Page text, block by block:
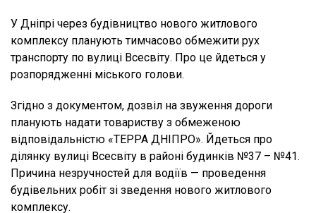
У Дніпрі через будівництво нового житлового
комплексу планують тимчасово обмежити рух
транспорту по вулиці Всесвіту. Про це йдеться у
розпорядженні міського голови.
Згідно з документом, дозвіл на звуження дороги
планують надати товариству з обмеженою
відповідальністю «ТЕРРА ДНІПРО». Йдеться про
ділянку вулиці Всесвіту в районі будинків №37 – №41.
Причина незручностей для водіїв — проведення
будівельних робіт зі зведення нового житлового
комплексу.